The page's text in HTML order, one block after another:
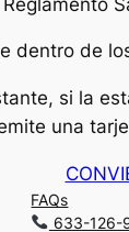
dentro de
si la
una
FAQs
633-126-